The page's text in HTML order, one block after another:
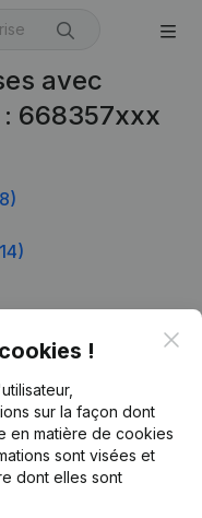
avec
668357xxx
!
sur la façon dont
en matière de cookies
sont visées et
dont elles sont
d’entreprise